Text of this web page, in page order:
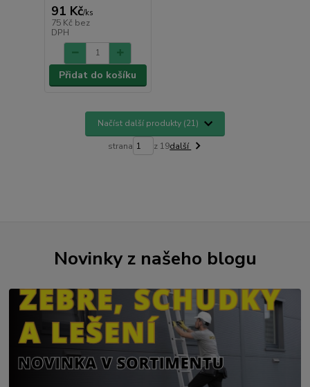
91 Kč/ks
75 Kč bez
DPH
Přidat do košíku
Načíst další produkty (21)
strana z 19další
Novinky z našeho blogu